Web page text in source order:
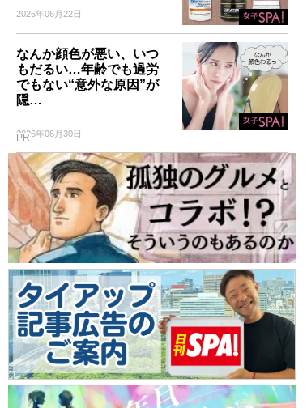
2026年06月22日
なんか顔色が悪い、いつ
もだるい…年齢でも過労
でもない“意外な原因”が
隠…
2026年06月30日
PR